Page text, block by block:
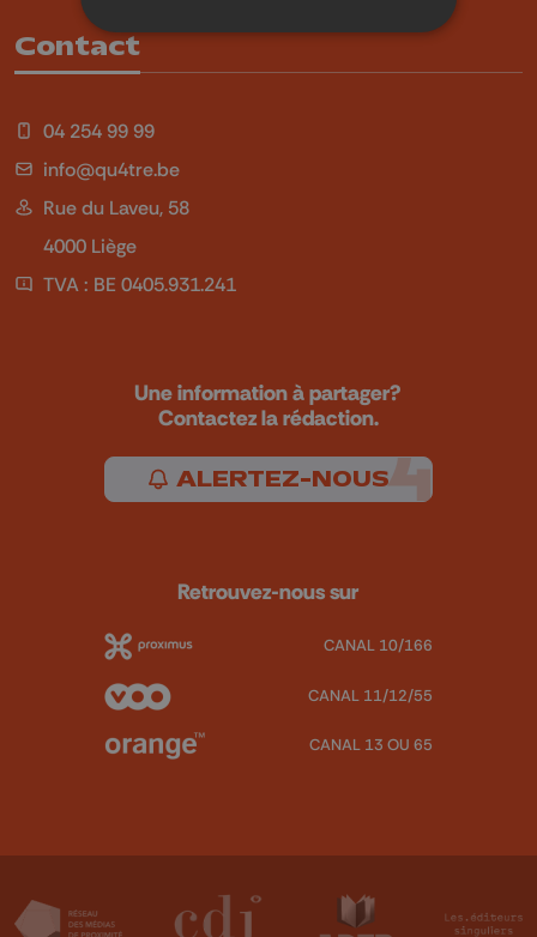
Contact
04 254 99 99
info@qu4tre.be
Rue du Laveu, 58
4000 Liège
TVA : BE 0405.931.241
Une information à partager?
Contactez la rédaction.
ALERTEZ-NOUS
Retrouvez-nous sur
CANAL 10/166
CANAL 11/12/55
CANAL 13 OU 65